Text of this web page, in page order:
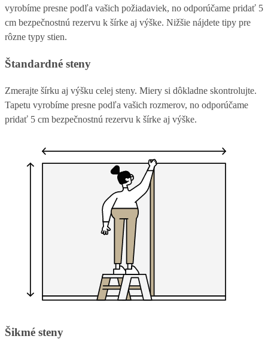
vyrobíme presne podľa vašich požiadaviek, no odporúčame pridať 5
cm bezpečnostnú rezervu k šírke aj výške. Nižšie nájdete tipy pre
rôzne typy stien.
Štandardné steny
Zmerajte šírku aj výšku celej steny. Miery si dôkladne skontrolujte.
Tapetu vyrobíme presne podľa vašich rozmerov, no odporúčame
pridať 5 cm bezpečnostnú rezervu k šírke aj výške.
Šikmé steny